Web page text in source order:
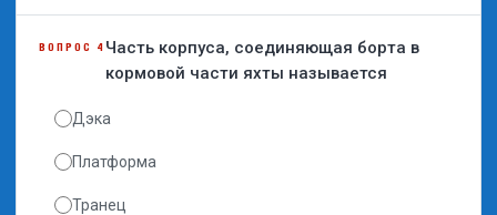
ВОПРОС 4 Часть корпуса, соединяющая борта в
кормовой части яхты называется
Дэка
Платформа
Транец